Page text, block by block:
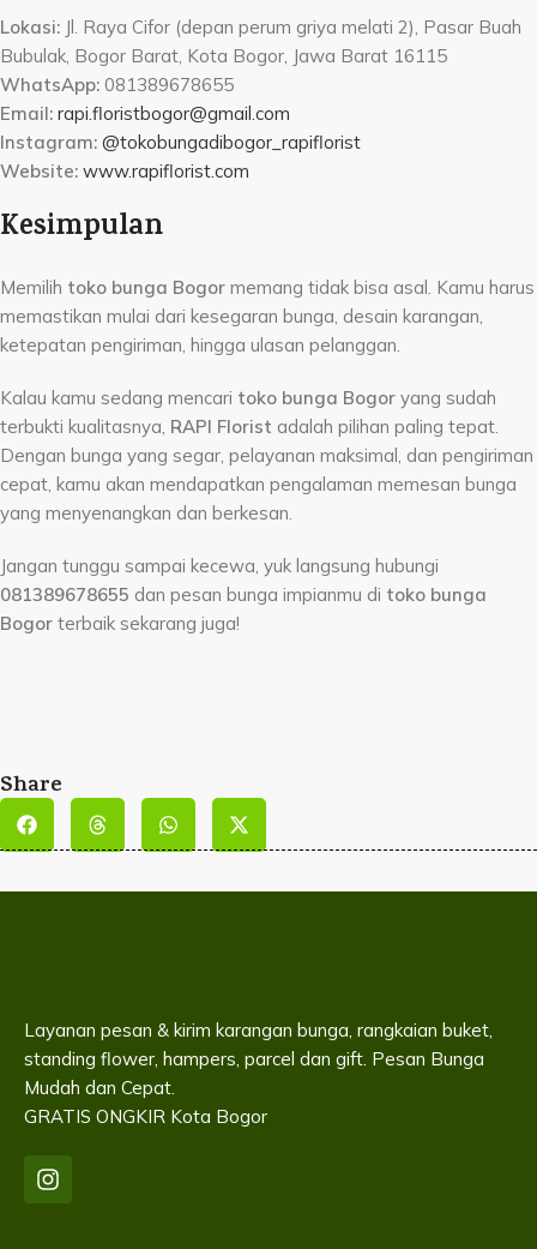
Lokasi: Jl. Raya Cifor (depan perum griya melati 2), Pasar Buah
Bubulak, Bogor Barat, Kota Bogor, Jawa Barat 16115
WhatsApp: 081389678655
Email: rapi.floristbogor@gmail.com
Instagram: @tokobungadibogor_rapiflorist
Website: www.rapiflorist.com
Kesimpulan
Memilih toko bunga Bogor memang tidak bisa asal. Kamu harus
memastikan mulai dari kesegaran bunga, desain karangan,
ketepatan pengiriman, hingga ulasan pelanggan.
Kalau kamu sedang mencari toko bunga Bogor yang sudah
terbukti kualitasnya, RAPI Florist adalah pilihan paling tepat.
Dengan bunga yang segar, pelayanan maksimal, dan pengiriman
cepat, kamu akan mendapatkan pengalaman memesan bunga
yang menyenangkan dan berkesan.
Jangan tunggu sampai kecewa, yuk langsung hubungi
081389678655 dan pesan bunga impianmu di toko bunga
Bogor terbaik sekarang juga!
Share
Layanan pesan & kirim karangan bunga, rangkaian buket,
standing flower, hampers, parcel dan gift. Pesan Bunga
Mudah dan Cepat.
GRATIS ONGKIR Kota Bogor